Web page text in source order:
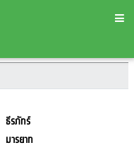
ธีรภัทร์
มารยาท